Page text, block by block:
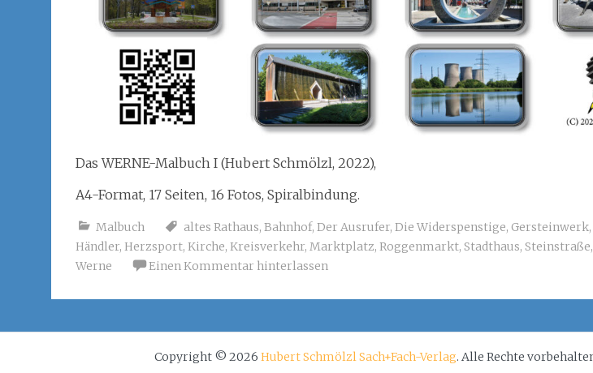
Das WERNE-Malbuch I (Hubert Schmölzl, 2022),
A4-Format, 17 Seiten, 16 Fotos, Spiralbindung.
Malbuch altes Rathaus, Bahnhof, Der Ausrufer, Die Widerspenstige, Gersteinwerk,
Händler, Herzsport, Kirche, Kreisverkehr, Marktplatz, Roggenmarkt, Stadthaus, Steinstraße,
Werne
Einen Kommentar hinterlassen
Copyright © 2026 Hubert Schmölzl Sach+Fach-Verlag. Alle Rechte